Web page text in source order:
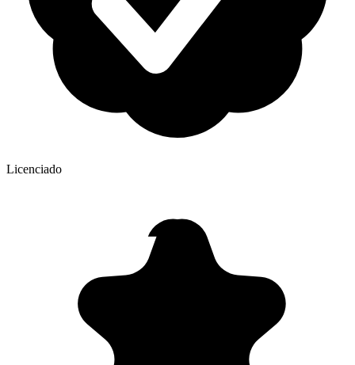
Licenciado